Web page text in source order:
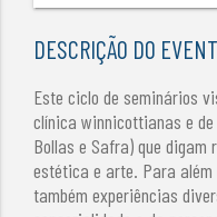
DESCRIÇÃO DO
Este ciclo de seminários
clínica winnicottianas e
Bollas e Safra) que
estética e arte. Para além
também experiências